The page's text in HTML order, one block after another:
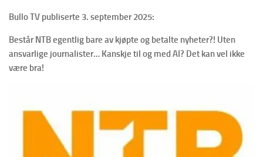
Bullo TV publiserte 3. september 2025:
Består NTB egentlig bare av kjøpte og betalte nyheter?! Uten
ansvarlige journalister… Kanskje til og med AI? Det kan vel ikke
være bra!